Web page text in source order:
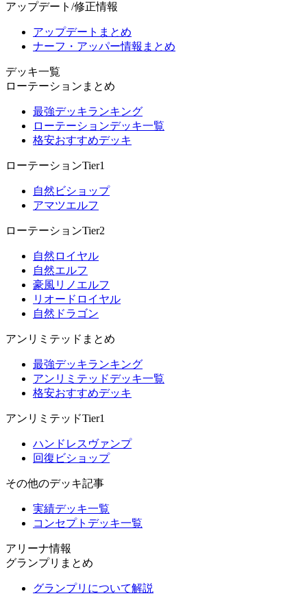
アップデート/修正情報
アップデートまとめ
ナーフ・アッパー情報まとめ
デッキ一覧
ローテーションまとめ
最強デッキランキング
ローテーションデッキ一覧
格安おすすめデッキ
ローテーションTier1
自然ビショップ
アマツエルフ
ローテーションTier2
自然ロイヤル
自然エルフ
豪風リノエルフ
リオードロイヤル
自然ドラゴン
アンリミテッドまとめ
最強デッキランキング
アンリミテッドデッキ一覧
格安おすすめデッキ
アンリミテッドTier1
ハンドレスヴァンプ
回復ビショップ
その他のデッキ記事
実績デッキ一覧
コンセプトデッキ一覧
アリーナ情報
グランプリまとめ
グランプリについて解説